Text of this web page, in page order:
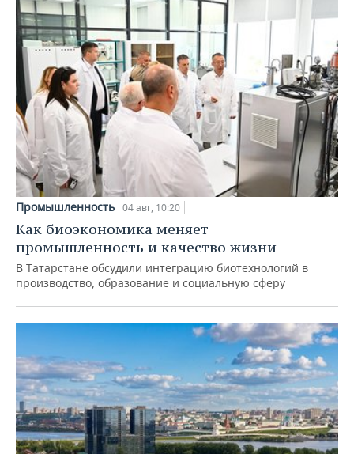
Промышленность 04 авг, 10:20
Как биоэкономика меняет
промышленность и качество жизни
В Татарстане обсудили интеграцию биотехнологий в
производство, образование и социальную сферу